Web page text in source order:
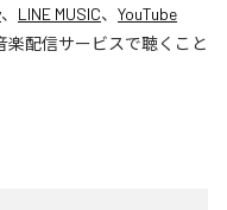
、 LINE MUSIC、 YouTube
楽配信サービスで聴くこと